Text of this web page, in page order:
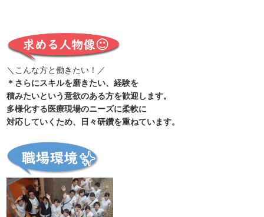
＼こんな方と働きたい！／
＊さらにスキルを磨きたい、経験を
積みたいという意欲のある方を歓迎します。
多様化する医療現場のニーズに柔軟に
対応していくため、日々研鑽を重ねています。